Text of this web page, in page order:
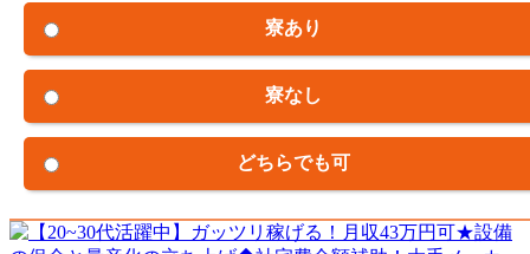
寮あり
寮なし
どちらでも可